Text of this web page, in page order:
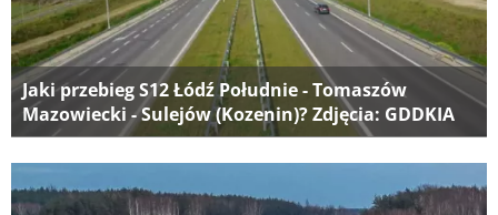
Jaki przebieg S12 Łódź Południe - Tomaszów
Mazowiecki - Sulejów (Kozenin)? Zdjęcia: GDDKIA